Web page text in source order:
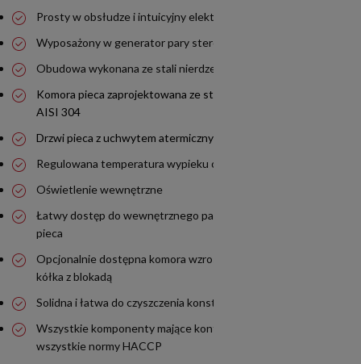
Prosty w obsłudze i intuicyjny elektroniczny panel sterowania
Wyposażony w generator pary sterowany manualnie
Obudowa wykonana ze stali nierdzewnej
Komora pieca zaprojektowana ze stali chromowo-niklowej
AISI 304
Drzwi pieca z uchwytem atermicznym oraz podwójną szybą
Regulowana temperatura wypieku od 30 °C do 300 °C
Oświetlenie wewnętrzne
Łatwy dostęp do wewnętrznego panelu sterującego z przodu
pieca
Opcjonalnie dostępna komora wzrostowa wyposażona w
kółka z blokadą
Solidna i łatwa do czyszczenia konstrukcja
Wszystkie komponenty mające kontakt z żywnością spełniają
wszystkie normy HACCP